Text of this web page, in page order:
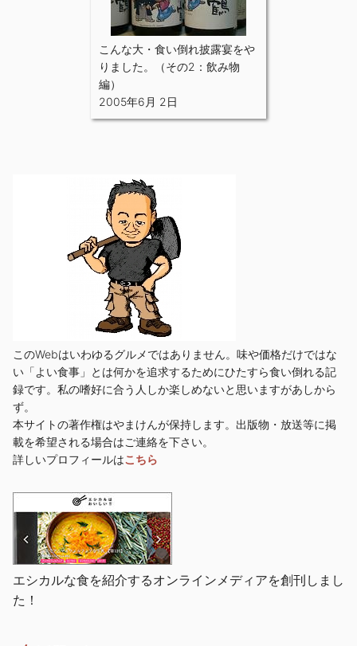
こんな大・食い倒れ披露宴をや
りました。（その2：飲み物
編）
2005年6月 2日
このWebはいわゆるグルメではありません。味や価格だけではな
い「よい食事」とは何かを追求するためにひたすら食い倒れる記
録です。私の嗜好に合う人しか楽しめないと思いますがあしから
ず。
本サイトの著作権はやまけんが保持します。出版物・放送等に掲
載を希望される場合はご連絡を下さい。
詳しいプロフィールはこちら
エシカルな食を紹介するオンラインメディアを創刊しまし
た！